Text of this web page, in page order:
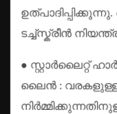
ടച്ച്സ്ക്രീൻ
● സ്റ്റാർലൈറ്റ്
ലൈൻ : വരകളുള്ള